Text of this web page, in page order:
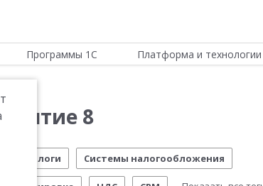
Программы 1С Платформа и технологии
8
Налоги Системы налогообложения